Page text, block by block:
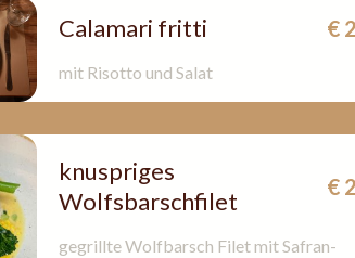
Calamari fritti €
mit Risotto und Salat
knuspriges
Wolfsbarschfilet
€
gegrillte Wolfbarsch Filet mit Safran-